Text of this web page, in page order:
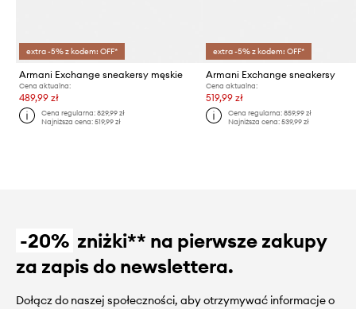
extra -5% z kodem: OFF*
Armani Exchange sneakersy męskie
Cena aktualna:
489,99 zł
Cena regularna:829,99 zł
Najniższa cena:519,99 zł
extra -5% z kodem: OFF*
Armani Exchange sneakersy
Cena aktualna:
519,99 zł
Cena regularna: 859,99 zł
Najniższa cena: 539,99 zł
-20% zniżki** na pierwsze zakupy
za zapis do newslettera.
Dołącz do naszej społeczności, aby otrzymywać informacje o